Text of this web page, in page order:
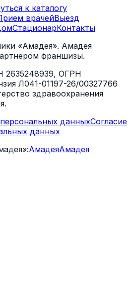
к каталогу
врачейВыезд
СтационарКонтакты
«Амадея». Амадея
франшизы.
ОГРН
Л041-01197-26/00327766
здравоохранения
данныхСогласие
данных
АмадеяАмадея